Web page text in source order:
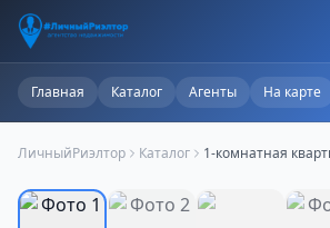
Главная Каталог Агенты На карте
ЛичныйРиэлтор Каталог 1-комнатная